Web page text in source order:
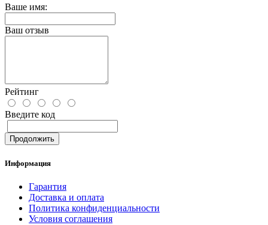
Ваше имя:
Ваш отзыв
Рейтинг
Введите код
Продолжить
Информация
Гарантия
Доставка и оплата
Политика конфиденциальности
Условия соглашения